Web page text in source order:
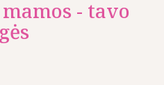
- tavo